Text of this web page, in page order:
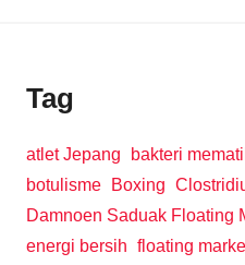
Tag
atlet Jepang bakteri
botulisme
Boxing
Damnoen Saduak Floating
energi bersih floating